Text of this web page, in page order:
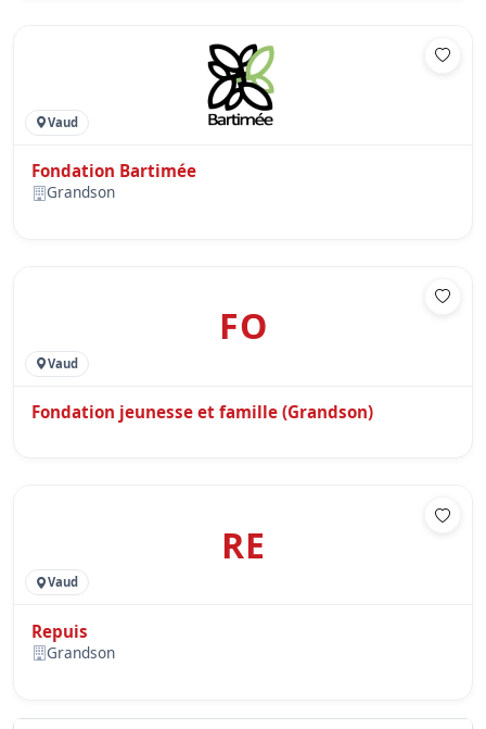
Vaud
Fondation Bartimée
Grandson
FO
Vaud
Fondation jeunesse et famille (Grandson)
RE
Vaud
Repuis
Grandson